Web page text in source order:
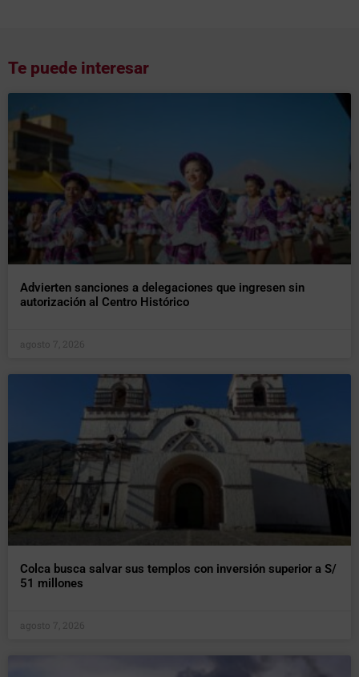
Te puede interesar
Advierten sanciones a delegaciones que ingresen sin
autorización al Centro Histórico
agosto 7, 2026
Colca busca salvar sus templos con inversión superior a S/
51 millones
agosto 7, 2026